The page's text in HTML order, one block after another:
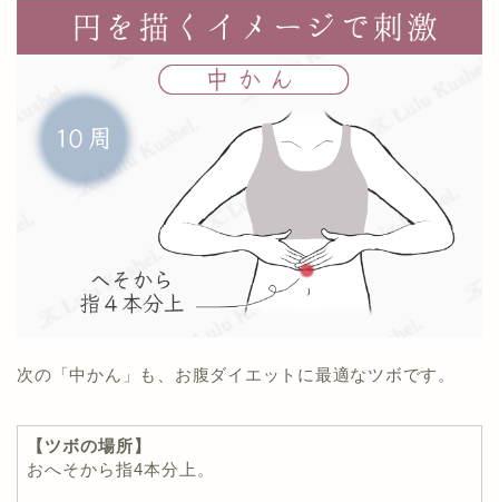
次の「中かん」も、お腹ダイエットに最適なツボです。
【ツボの場所】
おへそから指4本分上。